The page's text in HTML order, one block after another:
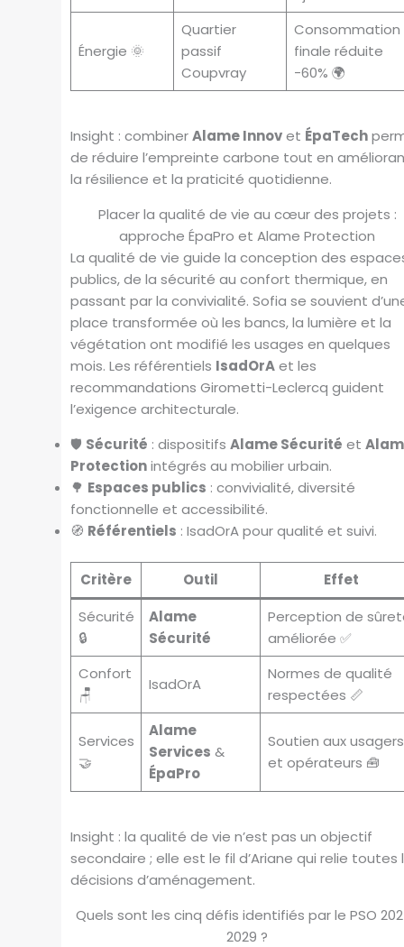
Énergie 🌞
Quartier
passif
Coupvray
Consommation
finale réduite
-60% 🌍
Insight : combinerAlame Innovet ÉpaTech
de réduire l’empreinte carbone tout en
la résilience et la praticité quotidienne.
Placer la qualité de vie au cœur des projets :
approche ÉpaPro et Alame Protection
La qualité de vie guide la conception des
publics, de la sécurité au confort thermique, en
passant par la convivialité. Sofia se souvient
place transformée où les bancs, la lumière et la
végétation ont modifié les usages en quelques
mois. Les référentiels IsadOrAet les
recommandations Girometti-Leclercq guident
l’exigence architecturale.
🛡️ Sécurité : dispositifsAlame Sécurité et
Protectionintégrés au mobilier urbain.
🌳 Espaces publics : convivialité, diversité
fonctionnelle et accessibilité.
🧭 Référentiels : IsadOrA pour qualité et suivi.
Critère Outil
Effet
Sécurité
🔒
Alame
Sécurité
Perception de
améliorée ✅
Confort
🪑
IsadOrA
Normes de qualité
respectées 📏
Services
🤝
Alame
Services &
ÉpaPro
Soutien aux usagers
et opérateurs 🧰
Insight : la qualité de vie n’est pas un objectif
secondaire ; elle est le fil d’Ariane qui relie toutes
décisions d’aménagement.
Quels sont les cinq défis identifiés par le PSO
2029 ?